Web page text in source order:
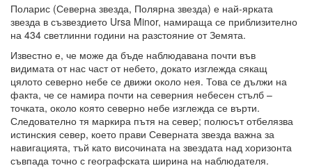
Поларис (Северна звезда, Полярна звезда) е най-ярката
звезда в съзвездието Ursa Minor, намираща се приблизително
на 434 светлинни години на разстояние от Земята.
Известно е, че може да бъде наблюдавана почти във
видимата от нас част от небето, докато изглежда сякащ
цялото северно небе се движи около нея. Това се дължи на
факта, че се намира почти на северния небесен стълб –
точката, около която северно небе изглежда се върти.
Следователно тя маркира пътя на север; полюсът отбелязва
истинския север, което прави Северната звезда важна за
навигацията, тъй като височината на звездата над хоризонта
съвпада точно с географската ширина на наблюдателя.